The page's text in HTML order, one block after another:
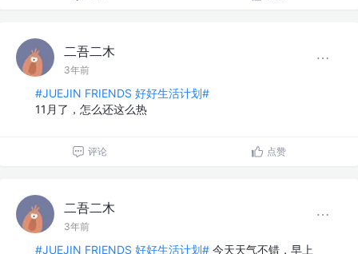
二吾二木
3年前
#JUEJIN FRIENDS 好好生活计划#
11月了，怎么还这么热
评论 点赞
二吾二木
3年前
#JUEJIN FRIENDS 好好生活计划# 今天天气不错，早上